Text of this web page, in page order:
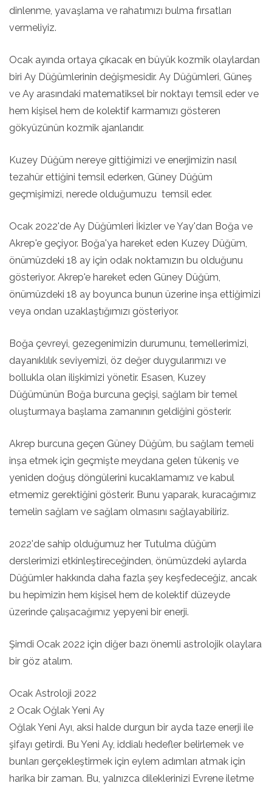
dinlenme, yavaşlama ve rahatımızı bulma fırsatları
vermeliyiz.
Ocak ayında ortaya çıkacak en büyük kozmik olaylardan
biri Ay Düğümlerinin değişmesidir. Ay Düğümleri, Güneş
ve Ay arasındaki matematiksel bir noktayı temsil eder ve
hem kişisel hem de kolektif karmamızı gösteren
gökyüzünün kozmik ajanlarıdır.
Kuzey Düğüm nereye gittiğimizi ve enerjimizin nasıl
tezahür ettiğini temsil ederken, Güney Düğüm
geçmişimizi, nerede olduğumuzu temsil eder.
Ocak 2022'de Ay Düğümleri İkizler ve Yay'dan Boğa ve
Akrep'e geçiyor. Boğa'ya hareket eden Kuzey Düğüm,
önümüzdeki 18 ay için odak noktamızın bu olduğunu
gösteriyor. Akrep'e hareket eden Güney Düğüm,
önümüzdeki 18 ay boyunca bunun üzerine inşa ettiğimizi
veya ondan uzaklaştığımızı gösteriyor.
Boğa çevreyi, gezegenimizin durumunu, temellerimizi,
dayanıklılık seviyemizi, öz değer duygularımızı ve
bollukla olan ilişkimizi yönetir. Esasen, Kuzey
Düğümünün Boğa burcuna geçişi, sağlam bir temel
oluşturmaya başlama zamanının geldiğini gösterir.
Akrep burcuna geçen Güney Düğüm, bu sağlam temeli
inşa etmek için geçmişte meydana gelen tükeniş ve
yeniden doğuş döngülerini kucaklamamız ve kabul
etmemiz gerektiğini gösterir. Bunu yaparak, kuracağımız
temelin sağlam ve sağlam olmasını sağlayabiliriz.
2022'de sahip olduğumuz her Tutulma düğüm
derslerimizi etkinleştireceğinden, önümüzdeki aylarda
Düğümler hakkında daha fazla şey keşfedeceğiz, ancak
bu hepimizin hem kişisel hem de kolektif düzeyde
üzerinde çalışacağımız yepyeni bir enerji.
Şimdi Ocak 2022 için diğer bazı önemli astrolojik olaylara
bir göz atalım.
Ocak Astroloji 2022
2 Ocak Oğlak Yeni Ay
Oğlak Yeni Ayı, aksi halde durgun bir ayda taze enerji ile
şifayı getirdi. Bu Yeni Ay, iddialı hedefler belirlemek ve
bunları gerçekleştirmek için eylem adımları atmak için
harika bir zaman. Bu, yalnızca dileklerinizi Evrene iletme